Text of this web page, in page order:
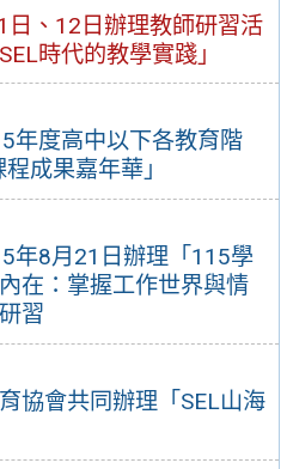
、12日辦理教師研習活
時代的教學實踐」
年度高中以下各教育階
成果嘉年華」
年8月21日辦理「115學
在：掌握工作世界與情
習
協會共同辦理「SEL山海